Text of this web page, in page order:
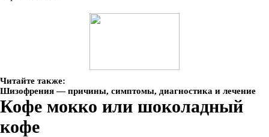
Читайте также:
Шизофрения — причины, симптомы, диагностика и лечение
Кофе мокко или шоколадный
кофе